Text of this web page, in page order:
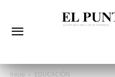
Inicio EDUCACIÓN